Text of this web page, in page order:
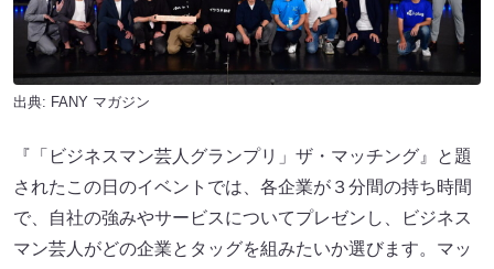
出典: FANY マガジン
『「ビジネスマン芸人グランプリ」ザ・マッチング』と題
されたこの日のイベントでは、各企業が３分間の持ち時間
で、自社の強みやサービスについてプレゼンし、ビジネス
マン芸人がどの企業とタッグを組みたいか選びます。マッ